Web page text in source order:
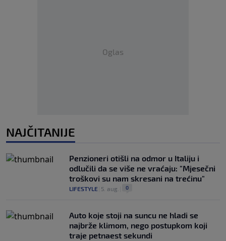
Oglas
NAJČITANIJE
Penzioneri otišli na odmor u Italiju i
odlučili da se više ne vraćaju: "Mjesečni
troškovi su nam skresani na trećinu"
LIFESTYLE 5. aug. 0
Auto koje stoji na suncu ne hladi se
najbrže klimom, nego postupkom koji
traje petnaest sekundi